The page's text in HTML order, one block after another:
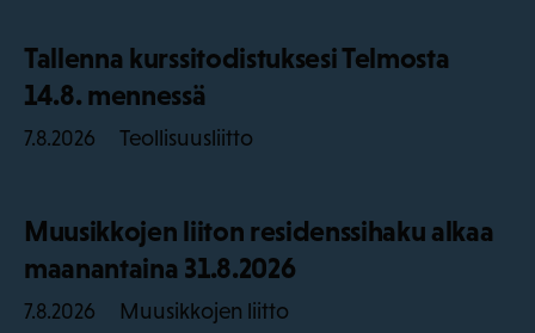
Tallenna kurssitodistuksesi Telmosta
14.8. mennessä
7.8.2026 Teollisuusliitto
Muusikkojen liiton residenssihaku alkaa
maanantaina 31.8.2026
7.8.2026 Muusikkojen liitto